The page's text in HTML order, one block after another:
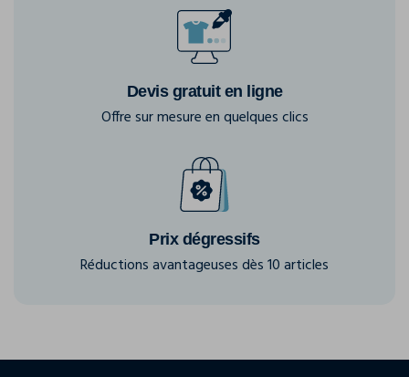
Devis gratuit en ligne
Offre sur mesure en quelques clics
Prix dégressifs
Réductions avantageuses dès 10 articles